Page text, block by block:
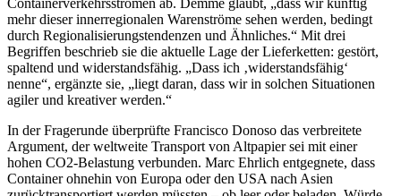
mehr dieser innerregionalen Warenströme sehen werden, bedingt
durch Regionalisierungstendenzen und Ähnliches.“ Mit drei
Begriffen beschrieb sie die aktuelle Lage der Lieferketten: gestört,
spaltend und widerstandsfähig. „Dass ich ‚widerstandsfähig‘
nenne“, ergänzte sie, „liegt daran, dass wir in solchen Situationen
agiler und kreativer werden.“
In der Fragerunde überprüfte Francisco Donoso das verbreitete
Argument, der weltweite Transport von Altpapier sei mit einer
hohen CO2-Belastung verbunden. Marc Ehrlich entgegnete, dass
Container ohnehin von Europa oder den USA nach Asien